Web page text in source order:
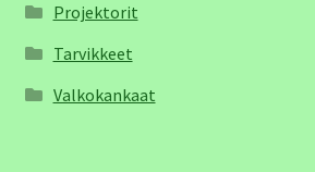
Projektorit
Tarvikkeet
Valkokankaat